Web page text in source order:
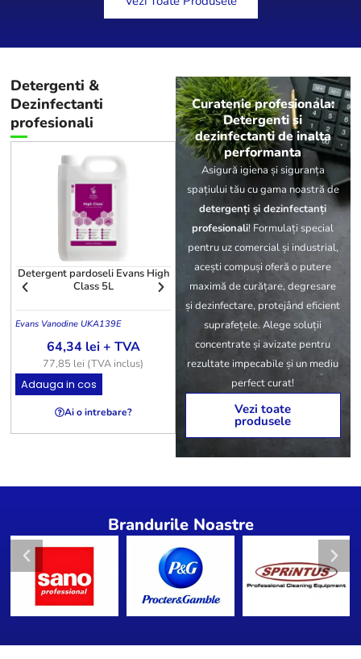
Curatenie profesionala:
Detergenti si
dezinfectanti de inalta
performanta
Asigură igiena și siguranța
spațiului tău cu gama noastră de
detergenți și dezinfectanți
profesionali! Formulați special
pentru uz comercial și industrial,
acești compuși oferă o putere
maximă de curățare, degresare
și dezinfectare, protejând eficient
suprafețele. Alege soluții
concentrate și avizate pentru
rezultate impecabile și un mediu
perfect curat!
Vezi toate
produsele
Detergenti &
Dezinfectanti
profesionali
Detergent pardoseli Evans High
Class 5L
Evans Vanodine UKA139E
64,34 lei+ TVA
77,85 lei (TVA inclus)
Adauga in cos
Ai o intrebare?
Detergent covoare Aquagen SX
5L
605144
127,63lei+ TVA
154,43lei(TVA inclus)
Adauga in cos
Ai o intrebare?
Brandurile Noastre